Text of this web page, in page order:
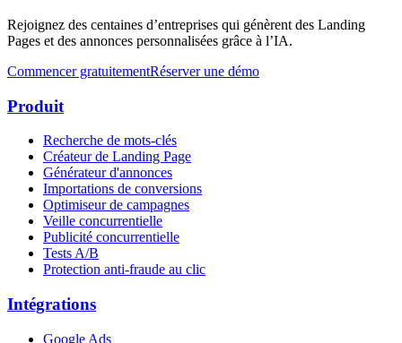
Rejoignez des centaines d’entreprises qui génèrent des Landing
Pages et des annonces personnalisées grâce à l’IA.
Commencer gratuitementRéserver une démo
Produit
Recherche de mots-clés
Créateur de Landing Page
Générateur d'annonces
Importations de conversions
Optimiseur de campagnes
Veille concurrentielle
Publicité concurrentielle
Tests A/B
Protection anti-fraude au clic
Intégrations
Google Ads